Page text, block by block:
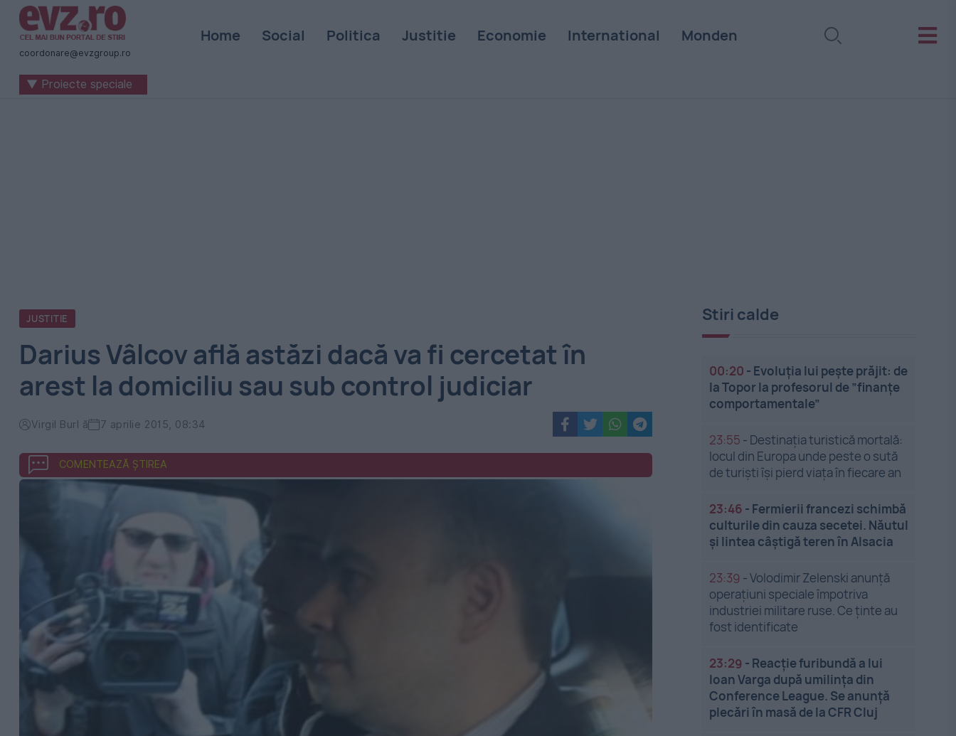
Știri
naționale
internaționale
coordonare@evzgroup.ro
Home Social Politica Justitie Economie International Monden
▼ Proiecte speciale
JUSTITIE
Darius Vâlcov află astăzi dacă va fi cercetat în
arest la domiciliu sau sub control judiciar
Virgil Burl ă 7 aprilie 2015, 08:34
COMENTEAZĂ ȘTIREA
Stiri calde
00:20 - Evoluția lui pește prăjit: de
la Topor la profesorul de ”finanțe
comportamentale”
23:55 - Destinația turistică mortală:
locul din Europa unde peste o sută
de turiști își pierd viața în fiecare an
23:46 - Fermierii francezi schimbă
culturile din cauza secetei. Năutul
și lintea câștigă teren în Alsacia
23:39 -Volodimir Zelenski anunță
operațiuni speciale împotriva
industriei militare ruse. Ce ținte au
fost identificate
23:29 - Reacție furibundă a lui
Ioan Varga după umilința din
Conference League. Se anunță
plecări în masă de la CFR Cluj